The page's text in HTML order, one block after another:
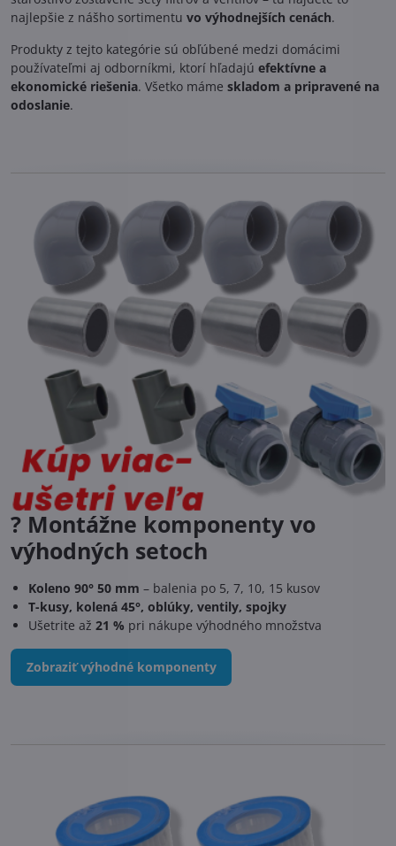
najlepšie z nášho sortimentu vo výhodnejších cenách.
Produkty z tejto kategórie sú obľúbené medzi domácimi
používateľmi aj odborníkmi, ktorí hľadajú efektívne a
ekonomické riešenia. Všetko máme skladom a pripravené na
odoslanie.
? Montážne komponenty vo
výhodných setoch
Koleno 90° 50 mm – balenia po 5, 7, 10, 15 kusov
T-kusy, kolená 45°, oblúky, ventily, spojky
Ušetrite až 21 % pri nákupe výhodného množstva
Zobraziť výhodné komponenty